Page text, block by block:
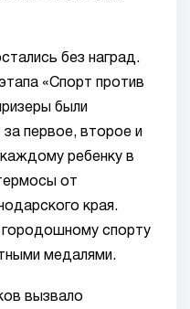
без наград.
«Спорт против
были
первое, второе и
ребенку в
от
края.
городошному спорту
медалями.
вызвало